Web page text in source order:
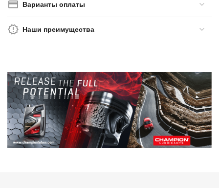
Варианты оплаты
Наши преимущества